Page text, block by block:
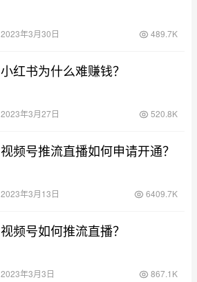
2023年3月30日 489.7K
小红书为什么难赚钱？
2023年3月27日 520.8K
视频号推流直播如何申请开通？
2023年3月13日 6409.7K
视频号如何推流直播？
2023年3月3日 867.1K